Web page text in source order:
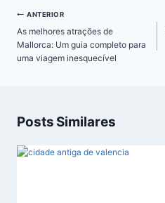
Navegação
de
Post
ANTERIOR
As melhores atrações de
Mallorca: Um guia completo para
uma viagem inesquecível
Posts Similares